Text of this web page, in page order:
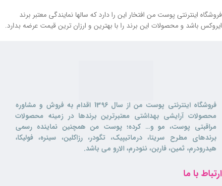
فروشگاه اینترنتی پوست من افتخار این را دارد که سالها نمایندگی معتبر برند
ایروکس باشد و محصولات این برند را با بهترین و ارزان ترین قیمت عرضه بدارد.
فروشگاه اینترنتی پوست من از سال 1396 اقدام به فروش و مشاوره
محصولات آرایشی بهداشتی معتبرترین برندها در زمینه محصولات
مراقبتی پوست، مو و… کرده؛ پوست من همچنین نماینده رسمی
برندهای مطرح سریتا، درماتیپیک، تگودر، رزاکلین، سینره، فولیکا،
هیدرودرم، ثمین، فاربن، نئودرم، الارو می باشد.
ارتباط با ما